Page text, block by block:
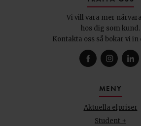
Vi vill vara mer
hos dig som kund.
Kontakta oss så bokar vi in
MENY
Aktuella elpriser
Student +